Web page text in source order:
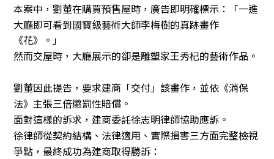
本案中，劉董在購買預售屋時，廣告即明確標示：「一進
大廳即可看到國寶級藝術大師李梅樹的真跡畫作
《花》。」
然而交屋時，大廳展示的卻是雕塑家王秀杞的藝術作品。
劉董因此提告，要求建商「交付」該畫作，並依《消保
法》主張三倍懲罰性賠償。
面對這樣的訴求，建商委託徐志明律師協助應訴。
徐律師從契約結構、法律適用、實際損害三方面完整檢視
爭點，最終成功為建商取得勝訴：